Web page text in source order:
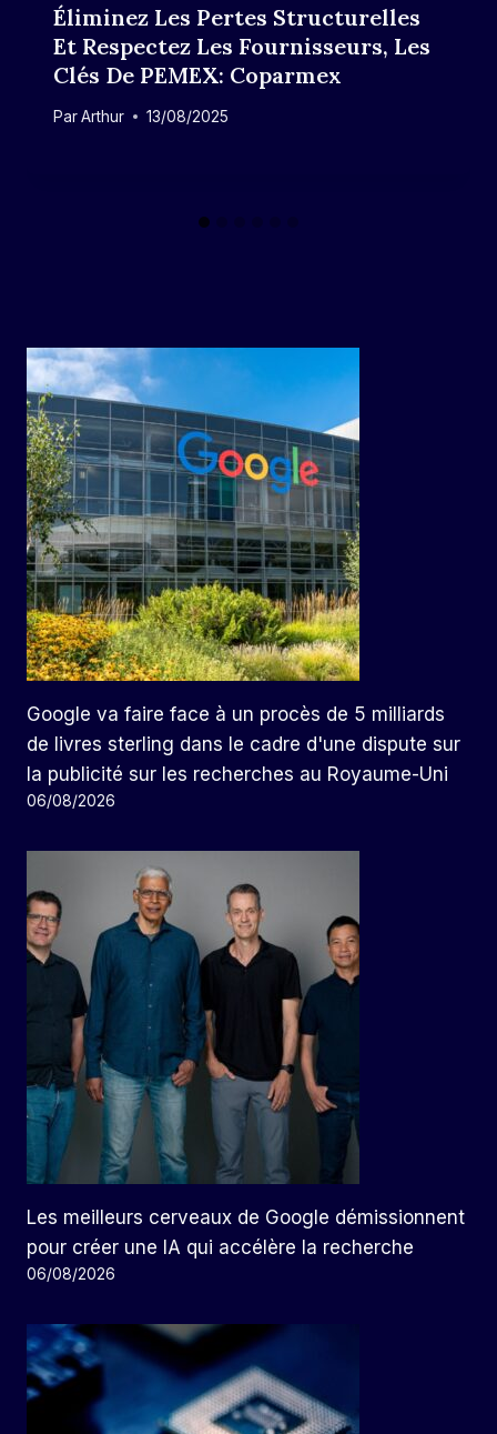
Éliminez Les Pertes Structurelles
Et Respectez Les Fournisseurs, Les
Clés De PEMEX: Coparmex
ParArthur 13/08/2025
Google va faire face à un procès de 5 milliards
de livres sterling dans le cadre d'une dispute sur
la publicité sur les recherches au Royaume-Uni
06/08/2026
Les meilleurs cerveaux de Google démissionnent
pour créer une IA qui accélère la recherche
06/08/2026